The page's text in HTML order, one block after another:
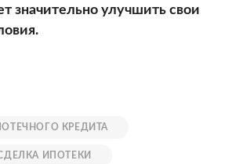
значительно улучшить свои
КРЕДИТА
ИПОТЕКИ